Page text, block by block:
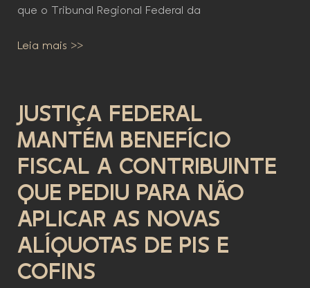
que o Tribunal Regional Federal da
Leia mais >>
JUSTIÇA FEDERAL
MANTÉM BENEFÍCIO
FISCAL A CONTRIBUINTE
QUE PEDIU PARA NÃO
APLICAR AS NOVAS
ALÍQUOTAS DE PIS E
COFINS